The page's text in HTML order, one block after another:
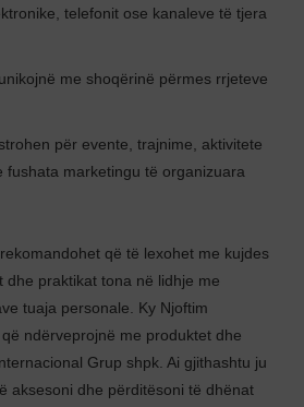
telefonit ose kanaleve të tjera
me shoqërinë përmes rrjeteve
për evente, trajnime, aktivitete
fushata marketingu të organizuara
që të lexohet me kujdes
dhe praktikat tona në lidhje me
tuaja personale. Ky Njoftim
ndërveprojnë me produktet dhe
Grup shpk. Ai gjithashtu ju
aksesoni dhe përditësoni të dhënat